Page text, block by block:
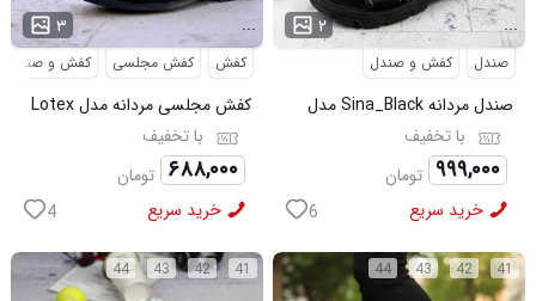
۳ ...
کفش کفش مجلسی کفش و صندل
کفش مجلسی مردانه مدل Lotex
کد6330
با تخفیف
۶۸۸,۰۰۰ تومان
خرید سریع
4
۲ ...
صندل کفش و صندل
صندل مردانه Sina_Black مدل
3973 با تخفیف
۹۹۹,۰۰۰ تومان
خرید سریع
6
41
42
43
44 41
42
43
44